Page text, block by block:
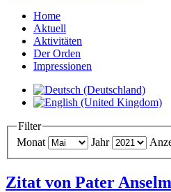
Home
Aktuell
Aktivitäten
Der Orden
Impressionen
Filter
Monat
Jahr
Zitat von Pater